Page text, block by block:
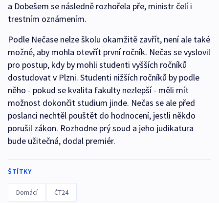
a Dobešem se následně rozhořela pře, ministr čelí i
trestním oznámením.
Podle Nečase nelze školu okamžitě zavřít, není ale také
možné, aby mohla otevřít první ročník. Nečas se vyslovil
pro postup, kdy by mohli studenti vyšších ročníků
dostudovat v Plzni. Studenti nižších ročníků by podle
něho - pokud se kvalita fakulty nezlepší - měli mít
možnost dokončit studium jinde. Nečas se ale před
poslanci nechtěl pouštět do hodnocení, jestli někdo
porušil zákon. Rozhodne prý soud a jeho judikatura
bude užitečná, dodal premiér.
ŠTÍTKY
Domácí ČT24